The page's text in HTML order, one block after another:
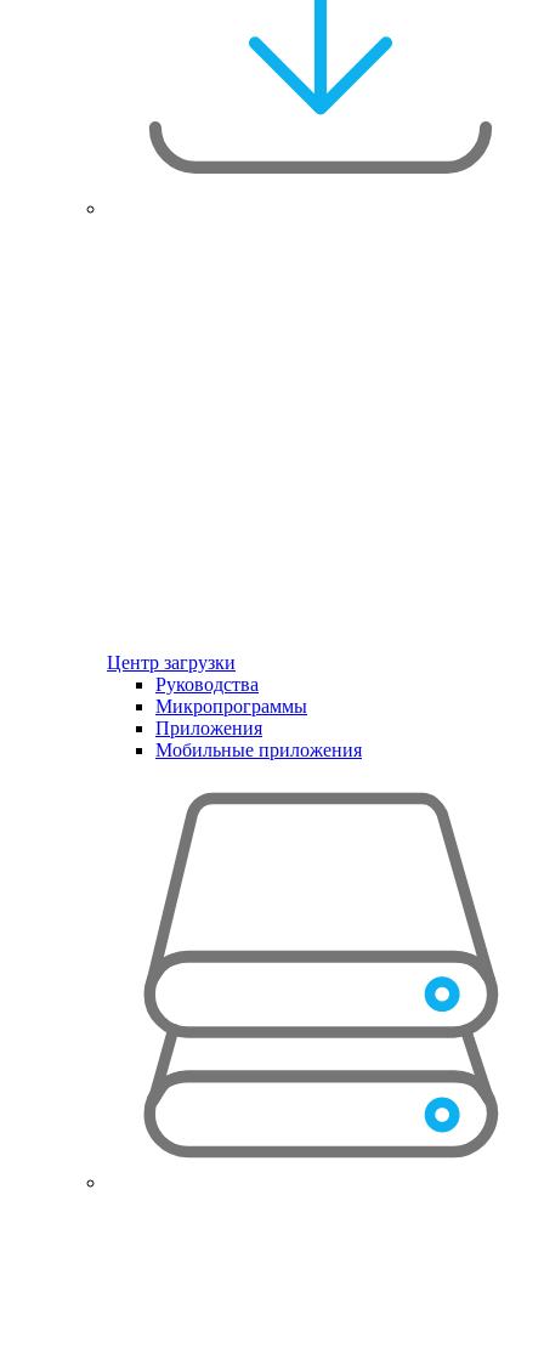
Центр загрузки
Руководства
Микропрограммы
Приложения
Мобильные приложения